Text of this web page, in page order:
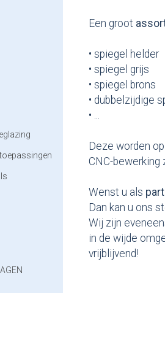
Een groot
• spiegel helder
• spiegel grijs
• spiegel brons
• dubbelzijdige
• ...
Deze worden
CNC-bewerking
Wenst u als
Dan kan u ons
Wij zijn
in de wijde
vrijblijvend!